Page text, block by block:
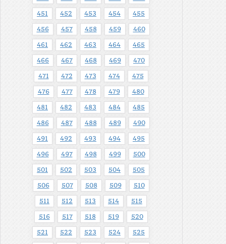
451 452 453 454 455
456 457 458 459 460
461 462 463 464 465
466 467 468 469 470
471 472 473 474 475
476 477 478 479 480
481 482 483 484 485
486 487 488 489 490
491 492 493 494 495
496 497 498 499 500
501 502 503 504 505
506 507 508 509 510
511 512 513 514 515
516 517 518 519 520
521 522 523 524 525